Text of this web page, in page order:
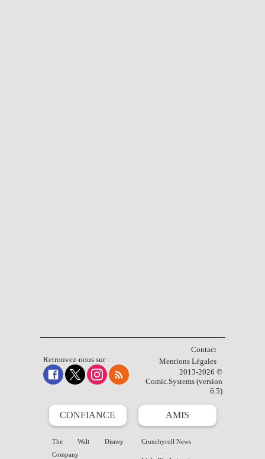
Retrouvez-nous sur :
Contact
Mentions Légales
2013-2026 ©
Comic.Systems (version
6.5)
CONFIANCE
The Walt Disney
Company
AMIS
Crunchyroll News